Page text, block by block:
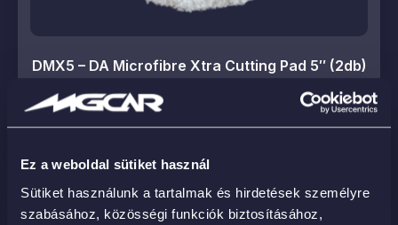
Ez a weboldal sütiket használ
Sütiket használunk a tartalmak és hirdetések személyre
szabásához, közösségi funkciók biztosításához,
DMX5 – DA Microfibre Xtra Cutting Pad 5″ (2db)
18 700
KOSÁRBA